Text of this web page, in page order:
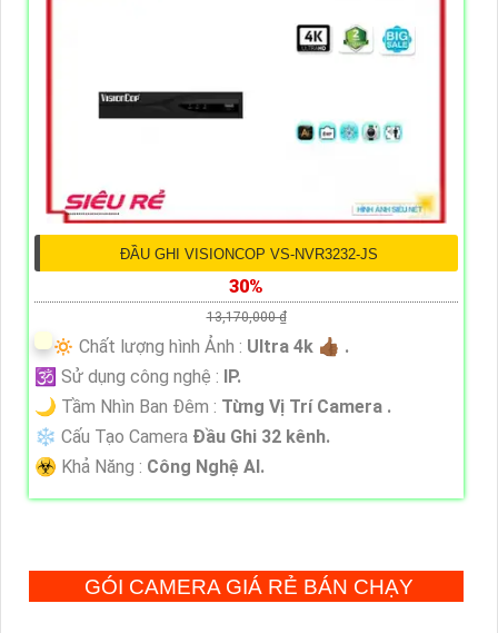
ĐẦU GHI VISIONCOP VS-NVR3232-JS
30%
13,170,000 ₫
🔅 Chất lượng hình Ảnh : Ultra 4k 👍🏾 .
🕉️ Sử dụng công nghệ : IP.
🌙 Tầm Nhìn Ban Đêm : Từng Vị Trí Camera .
❄ Cấu Tạo Camera Đầu Ghi 32 kênh.
️☣️ Khả Năng : Công Nghệ AI.
GÓI CAMERA GIÁ RẺ BÁN CHẠY